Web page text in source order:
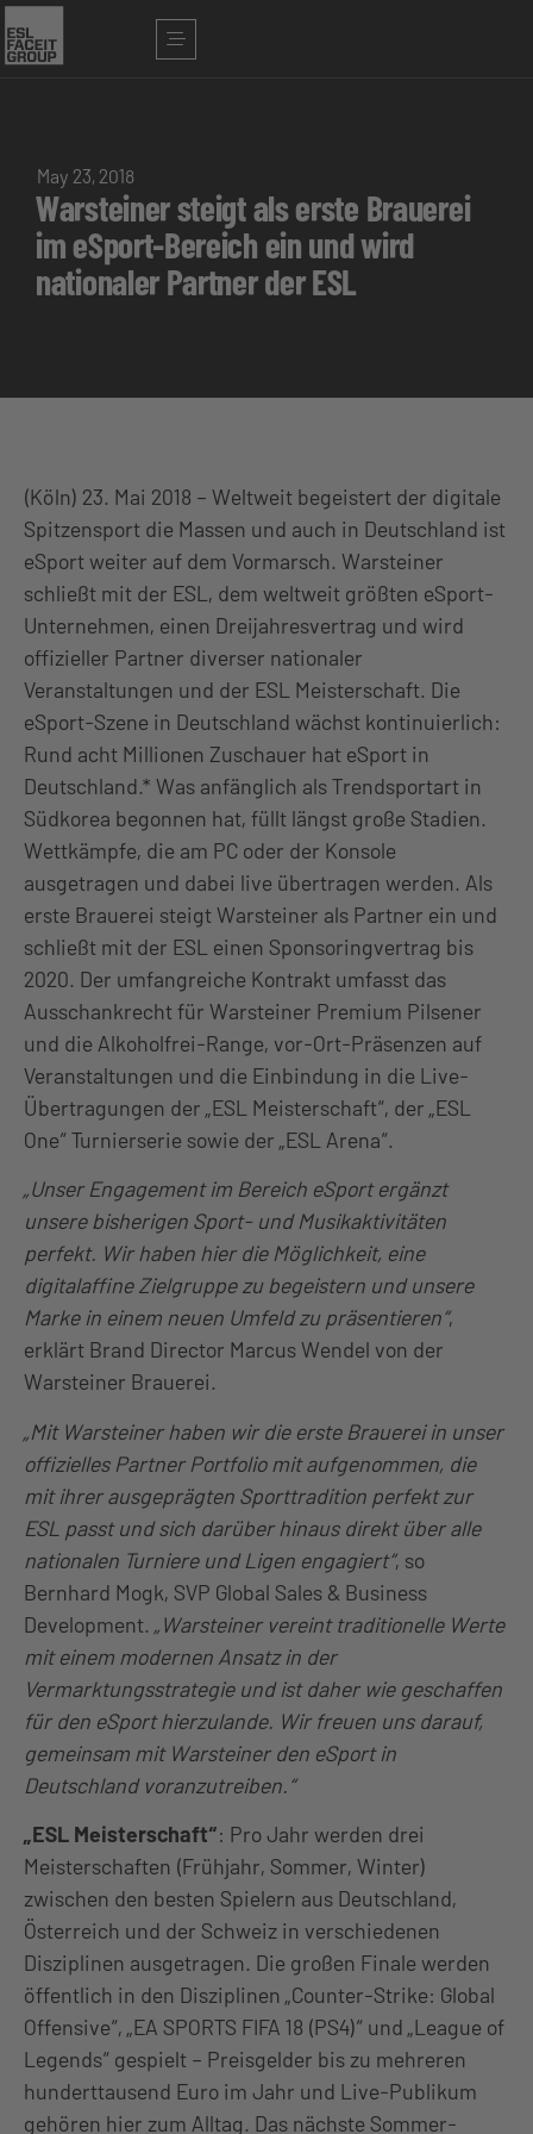
May 23, 2018
Warsteiner steigt als erste Brauerei
im eSport-Bereich ein und wird
nationaler Partner der ESL
(Köln) 23. Mai 2018 – Weltweit begeistert der digitale
Spitzensport die Massen und auch in Deutschland ist
eSport weiter auf dem Vormarsch. Warsteiner
schließt mit der ESL, dem weltweit größten eSport-
Unternehmen, einen Dreijahresvertrag und wird
offizieller Partner diverser nationaler
Veranstaltungen und der ESL Meisterschaft. Die
eSport-Szene in Deutschland wächst kontinuierlich:
Rund acht Millionen Zuschauer hat eSport in
Deutschland.* Was anfänglich als Trendsportart in
Südkorea begonnen hat, füllt längst große Stadien.
Wettkämpfe, die am PC oder der Konsole
ausgetragen und dabei live übertragen werden. Als
erste Brauerei steigt Warsteiner als Partner ein und
schließt mit der ESL einen Sponsoringvertrag bis
2020. Der umfangreiche Kontrakt umfasst das
Ausschankrecht für Warsteiner Premium Pilsener
und die Alkoholfrei-Range, vor-Ort-Präsenzen auf
Veranstaltungen und die Einbindung in die Live-
Übertragungen der „ESL Meisterschaft“, der „ESL
One“ Turnierserie sowie der „ESL Arena“.
„Unser Engagement im Bereich eSport ergänzt
unsere bisherigen Sport- und Musikaktivitäten
perfekt. Wir haben hier die Möglichkeit, eine
digitalaffine Zielgruppe zu begeistern und unsere
Marke in einem neuen Umfeld zu präsentieren“,
erklärt Brand Director Marcus Wendel von der
Warsteiner Brauerei.
„Mit Warsteiner haben wir die erste Brauerei in unser
offizielles Partner Portfolio mit aufgenommen, die
mit ihrer ausgeprägten Sporttradition perfekt zur
ESL passt und sich darüber hinaus direkt über alle
nationalen Turniere und Ligen engagiert“, so
Bernhard Mogk, SVP Global Sales & Business
Development. „Warsteiner vereint traditionelle Werte
mit einem modernen Ansatz in der
Vermarktungsstrategie und ist daher wie geschaffen
für den eSport hierzulande. Wir freuen uns darauf,
gemeinsam mit Warsteiner den eSport in
Deutschland voranzutreiben.“
„ESL Meisterschaft“: Pro Jahr werden drei
Meisterschaften (Frühjahr, Sommer, Winter)
zwischen den besten Spielern aus Deutschland,
Österreich und der Schweiz in verschiedenen
Disziplinen ausgetragen. Die großen Finale werden
öffentlich in den Disziplinen „Counter-Strike: Global
Offensive“, „EA SPORTS FIFA 18 (PS4)“ und „League of
Legends“ gespielt – Preisgelder bis zu mehreren
hunderttausend Euro im Jahr und Live-Publikum
gehören hier zum Alltag. Das nächste Sommer-